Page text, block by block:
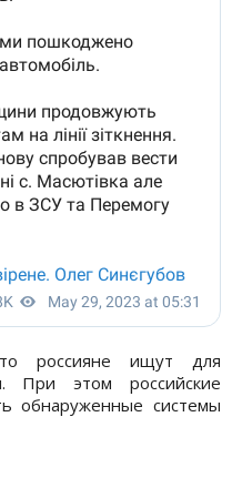
россияне ищут для
При этом российские
обнаруженные системы